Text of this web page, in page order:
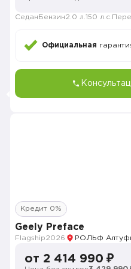
Седан Бензин2.0 л. 150 л.с.
Официальная
Кредит 0%
Geely Preface
Flagship2026 РОЛЬФ
от 2 414 990 ₽